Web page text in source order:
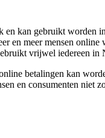
kan gebruikt worden
meer mensen
vrijwel iedereen in
betalingen kan
en consumenten niet